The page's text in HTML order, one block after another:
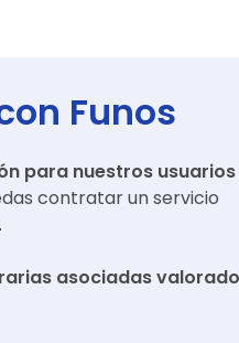
Funos
para nuestros usuarios
contratar un servicio
.
asociadas